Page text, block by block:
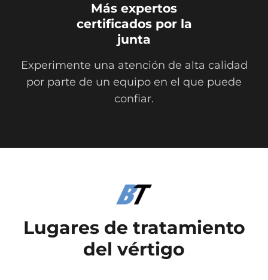
Más expertos
certificados por la
junta
Experimente una atención de alta calidad
por parte de un equipo en el que puede
confiar.
Lugares de tratamiento
del vértigo